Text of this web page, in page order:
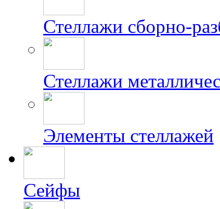
Стеллажи сборно-
Стеллажи
Элементы стеллажей
Сейфы